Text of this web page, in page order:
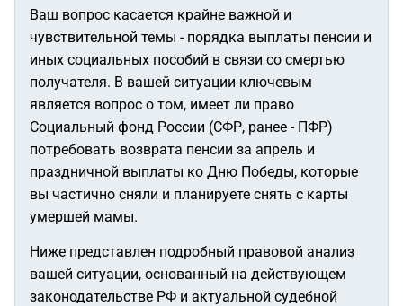
Ваш вопрос касается крайне важной и
чувствительной темы - порядка выплаты пенсии и
иных социальных пособий в связи со смертью
получателя. В вашей ситуации ключевым
является вопрос о том, имеет ли право
Социальный фонд России (СФР, ранее - ПФР)
потребовать возврата пенсии за апрель и
праздничной выплаты ко Дню Победы, которые
вы частично сняли и планируете снять с карты
умершей мамы.
Ниже представлен подробный правовой анализ
вашей ситуации, основанный на действующем
законодательстве РФ и актуальной судебной